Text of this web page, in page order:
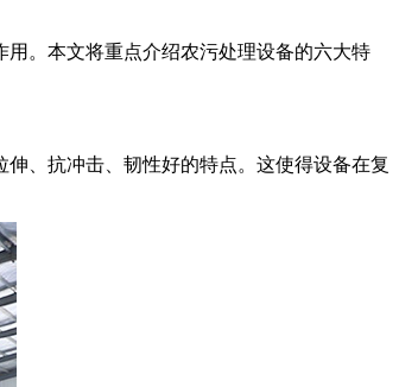
。本文将重点介绍农污处理设备的六大特
、抗冲击、韧性好的特点。这使得设备在复